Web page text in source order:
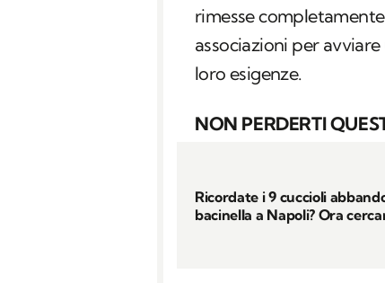
rimesse
associazioni per
loro esigenze.
NON PERDERTI
Ricordate i 9 cuccioli
bacinella a Napoli? Ora